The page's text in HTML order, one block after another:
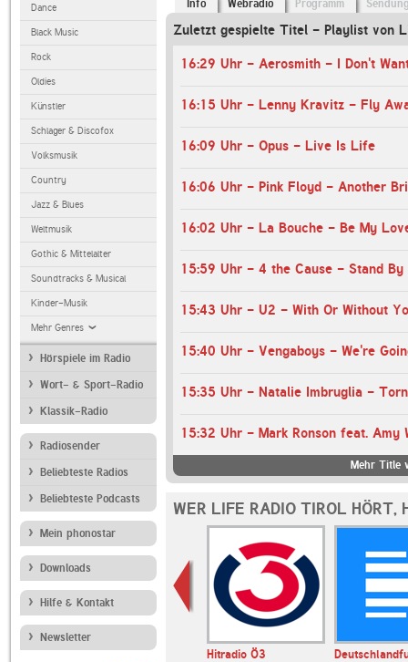
Dance
Black Music
Rock
Oldies
Künstler
Schlager & Discofox
Volksmusik
Country
Jazz & Blues
Weltmusik
Gothic & Mittelalter
Soundtracks & Musical
Kinder-Musik
Mehr Genres
Hörspiele im Radio
Wort- & Sport-Radio
Klassik-Radio
Radiosender
Beliebteste Radios
Beliebteste Podcasts
Mein phonostar
Downloads
Hilfe & Kontakt
Newsletter
Info Webradio Programm
Zuletzt gespielte Titel - Playlist von
16:29 Uhr - Aerosmith - I Don't
16:15 Uhr - Lenny Kravitz - Fly
16:09 Uhr - Opus - Live Is Life
16:06 Uhr - Pink Floyd - Another
16:02 Uhr - La Bouche - Be My
15:59 Uhr - 4 the Cause - Stand By
15:43 Uhr - U2 - With Or Without
15:40 Uhr - Vengaboys - We're
15:35 Uhr - Natalie Imbruglia - Torn
15:32 Uhr - Mark Ronson feat. Amy
Mehr Title
WER LIFE RADIO TIROL HÖRT,
1LIVE Hitradio Ö3